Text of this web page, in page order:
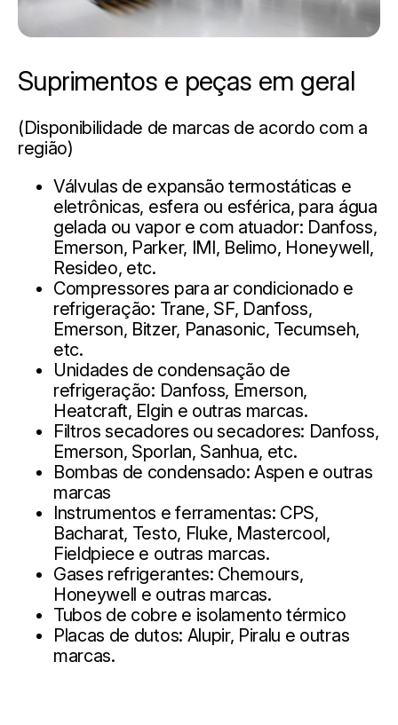
Suprimentos e peças em geral
(Disponibilidade de marcas de acordo com a
região)
Válvulas de expansão termostáticas e
eletrônicas, esfera ou esférica, para água
gelada ou vapor e com atuador: Danfoss,
Emerson, Parker, IMI, Belimo, Honeywell,
Resideo, etc.
Compressores para ar condicionado e
refrigeração: Trane, SF, Danfoss,
Emerson, Bitzer, Panasonic, Tecumseh,
etc.
Unidades de condensação de
refrigeração: Danfoss, Emerson,
Heatcraft, Elgin e outras marcas.
Filtros secadores ou secadores: Danfoss,
Emerson, Sporlan, Sanhua, etc.
Bombas de condensado: Aspen e outras
marcas
Instrumentos e ferramentas: CPS,
Bacharat, Testo, Fluke, Mastercool,
Fieldpiece e outras marcas.
Gases refrigerantes: Chemours,
Honeywell e outras marcas.
Tubos de cobre e isolamento térmico
Placas de dutos: Alupir, Piralu e outras
marcas.